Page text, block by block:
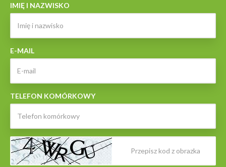
IMIĘ I NAZWISKO
E-MAIL
TELEFON KOMÓRKOWY